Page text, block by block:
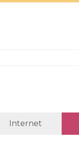
Internet